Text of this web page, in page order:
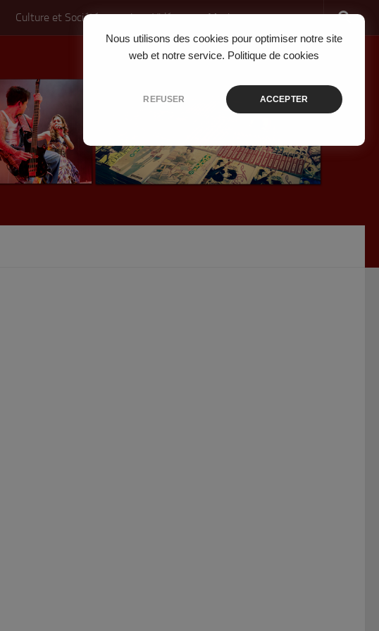
Nous utilisons des cookies pour optimiser notre site
web et notre service. Politique de cookies
REFUSER ACCEPTER
Culture et Société Jeux Vidéo Musique